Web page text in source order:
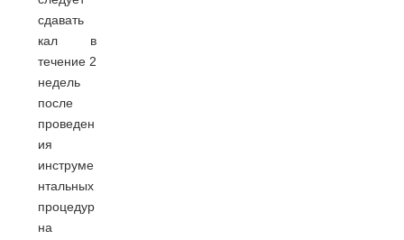
сдавать
кал в
течение 2
недель
после
проведен
ия
инструме
нтальных
процедур
на